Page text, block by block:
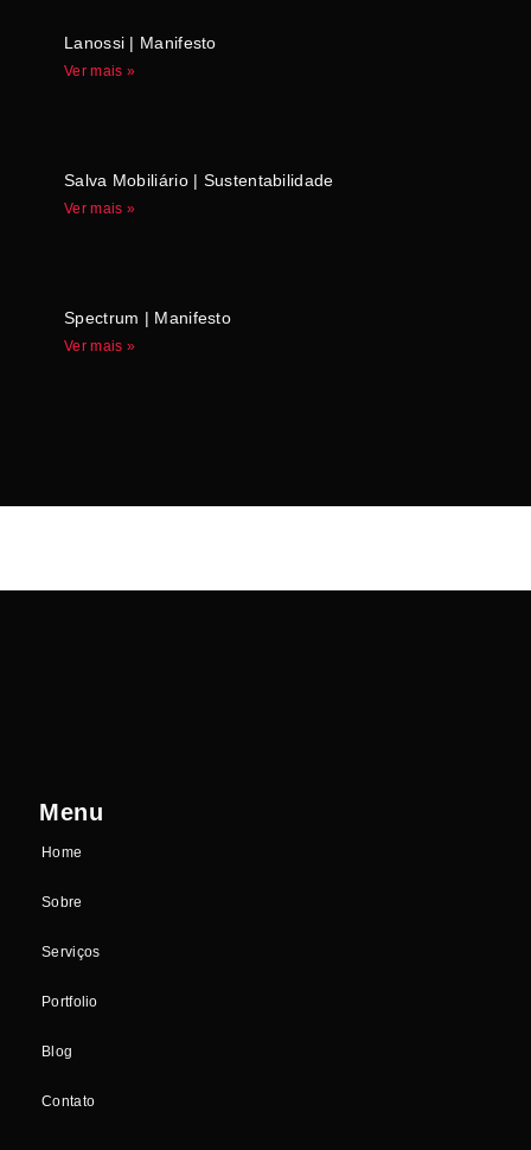
Lanossi | Manifesto
Ver mais »
Salva Mobiliário | Sustentabilidade
Ver mais »
Spectrum | Manifesto
Ver mais »
Menu
Home
Sobre
Serviços
Portfolio
Blog
Contato